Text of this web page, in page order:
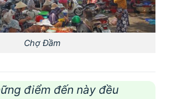
Chợ Đầm
điểm đến này đều